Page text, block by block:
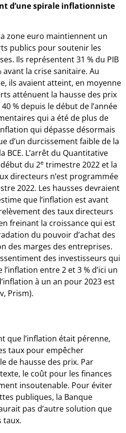
d’une spirale inflationniste
zone euro maintiennent un
publics pour soutenir les
Ils représentent 31 % du PIB
la crise sanitaire. Au
ils avaient atteint, en moyenne
atténuent la hausse des prix
% depuis le début de l’année
qui a été de plus de
qui dépasse désormais
d’un durcissement faible de la
BCE. L’arrêt du Quantitative
du 2e trimestre 2022 et la
directeurs n’est programmée
2022. Les hausses devraient
que l’inflation est avant
des taux directeurs
freinant la croissance qui est
du pouvoir d’achat des
des marges des entreprises.
des investisseurs qui
entre 2 et 3 % d’ici un
à un an pour 2023 est
Prism).
que l’inflation était pérenne,
taux pour empêcher
de hausse des prix. Par
le coût pour les finances
insoutenable. Pour éviter
publiques, la Banque
pas d’autre solution que
taux.